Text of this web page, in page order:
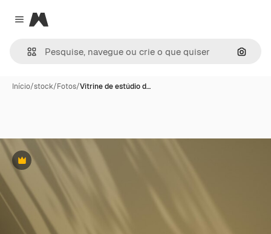
Close menu
Magnific
Início/stock/Fotos/Vitrine de estúdio d…
Premium